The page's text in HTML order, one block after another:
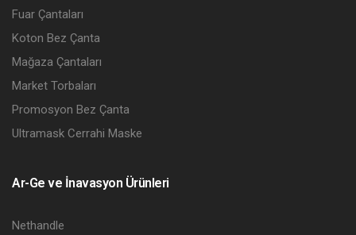
Ar-Ge ve İnavasyon Ürünleri
Nethandle
Fuar Çantaları
Koton Bez Çanta
Mağaza Çantaları
Market Torbaları
Promosyon Bez Çanta
Ultramask Cerrahi Maske